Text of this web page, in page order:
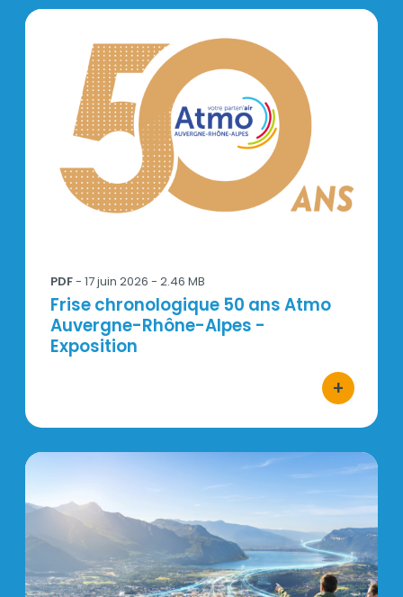
Frise-Exposition-AtmoAuRA-50 ans-
PDF- 17 juin 2026 - 2.46 MB
Titre
Frise chronologique 50 ans Atmo
Auvergne-Rhône-Alpes -
Exposition
+
bouton
MIZU-ATMO-Projet_associatif_2026_2031-